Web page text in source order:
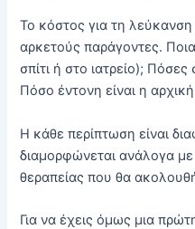
Το κόστος για τη
αρκετούς παράγοντες.
σπίτι ή στο ιατρείο);
Πόσο έντονη είναι η
Η κάθε περίπτωση είναι
διαμορφώνεται ανάλογα
θεραπείας που θα
Για να έχεις όμως μια